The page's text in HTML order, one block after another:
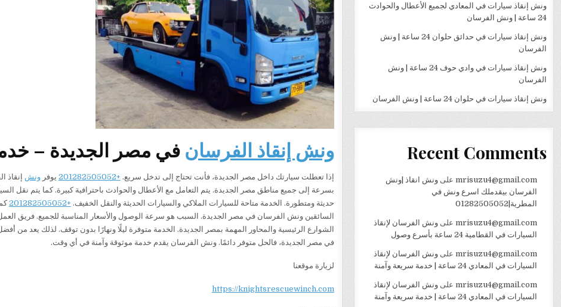
ونش إنقاذ الفرسان في مصر الجديدة –
إذا تعطلت سيارتك داخل مصر الجديدة، فأنت تحتاج إلى تدخل سريع.+201282505052 يوفرونش
بسرعة إلى جميع مناطق مصر الجديدة. يتم التعامل مع الأعطال والحوادث باحترافية كبيرة. كما يتم
حديثة ومتطورة. الخدمة متاحة للسيارات الملاكي والسيارات الحديثة والنقل الخفيف.+201282505052
السائقين ونش الفرسان في مصر الجديدة. السبب هو سرعة الوصول والأسعار المناسبة للجميع. فريق
الشوارع الرئيسية والمحاور المهمة بمصر الجديدة. الخدمة متوفرة ليلًا ونهارًا بدون توقف. لذلك يعد من
في مصر الجديدة، فالحل متوفر دائمًا. ونش الفرسان يقدم خدمة موثوقة وآمنة في أي وقت.
لزيارة موقعنا
https://knightsrescuewinch.com
ونش إنقاذ سيارات في المعادي لجميع الأعطال والحوادث
24 ساعة | ونش الفرسان
ونش إنقاذ سيارات في حدائق حلوان 24 ساعة | ونش
الفرسان
ونش إنقاذ سيارات في وادي حوف 24 ساعة | ونش
الفرسان
ونش إنقاذ سيارات في حلوان 24 ساعة | ونش الفرسان
Recent Comments
mrisuzu4@gmail.comعلى ونش انقاذ |ونش
الفرسان بيقدملك اسرع ونش في
المطرية|01282505052
mrisuzu4@gmail.comعلى ونش الفرسان لإنقاذ
السيارات في القطامية 24 ساعة بأسرع وصول
mrisuzu4@gmail.comعلى ونش الفرسان لإنقاذ
السيارات في المعادي 24 ساعة | خدمة سريعة وآمنة
mrisuzu4@gmail.comعلى ونش الفرسان لإنقاذ
السيارات في المعادي 24 ساعة | خدمة سريعة وآمنة